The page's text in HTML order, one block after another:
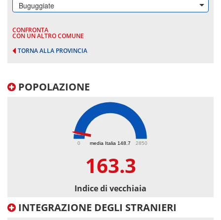
Buguggiate
CONFRONTA
CON UN ALTRO COMUNE
TORNA ALLA PROVINCIA
POPOLAZIONE
media Italia 148.7
0 2850
163.3
Indice di vecchiaia
INTEGRAZIONE DEGLI STRANIERI